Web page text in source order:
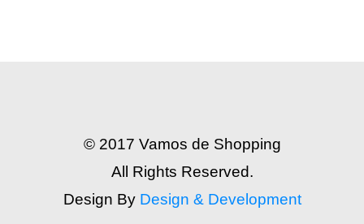
© 2017 Vamos de Shopping
All Rights Reserved.
Design By Design & Development